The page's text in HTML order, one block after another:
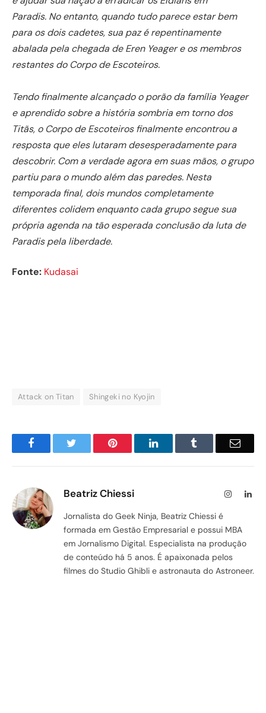
Paradis. No entanto, quando tudo parece estar bem
para os dois cadetes, sua paz é repentinamente
abalada pela chegada de Eren Yeager e os membros
restantes do Corpo de Escoteiros.
Tendo finalmente alcançado o porão da família Yeager
e aprendido sobre a história sombria em torno dos
Titãs, o Corpo de Escoteiros finalmente encontrou a
resposta que eles lutaram desesperadamente para
descobrir. Com a verdade agora em suas mãos, o grupo
partiu para o mundo além das paredes. Nesta
temporada final, dois mundos completamente
diferentes colidem enquanto cada grupo segue sua
própria agenda na tão esperada conclusão da luta de
Paradis pela liberdade.
Fonte: Kudasai
Attack on Titan Shingeki no Kyojin
Facebook Pinterest LinkedIn Email
Beatriz Chiessi Instagram
Jornalista do Geek Ninja, Beatriz Chiessi é
formada em Gestão Empresarial e possui MBA
em Jornalismo Digital. Especialista na produção
de conteúdo há 5 anos. É apaixonada pelos
filmes do Studio Ghibli e astronauta do Astroneer.